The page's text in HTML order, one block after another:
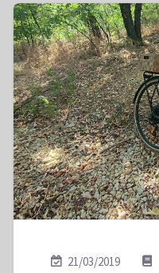
21/03/2019